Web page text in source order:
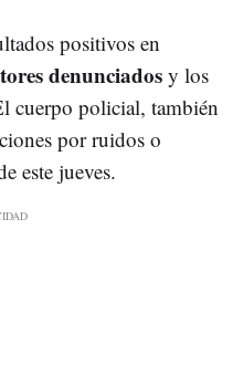
positivos en
denunciados y los
cuerpo policial, también
por ruidos o
este jueves.